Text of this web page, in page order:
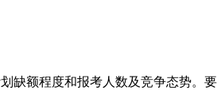
额程度和报考人数及竞争态势。